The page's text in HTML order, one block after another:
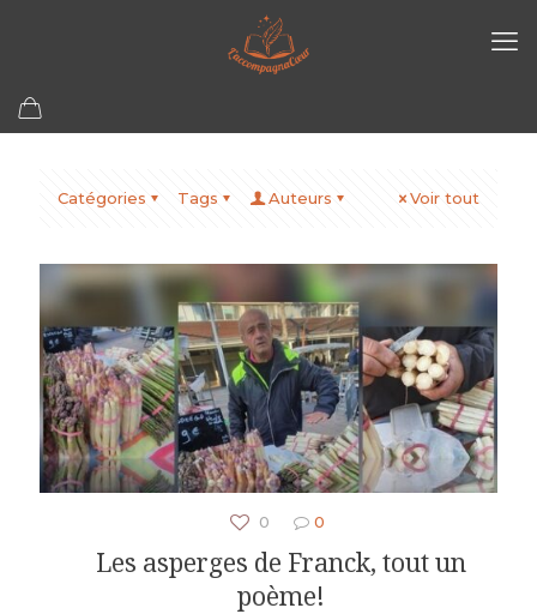
Catégories Tags Auteurs Voir tout
0 0
Les asperges de Franck, tout un
poème!